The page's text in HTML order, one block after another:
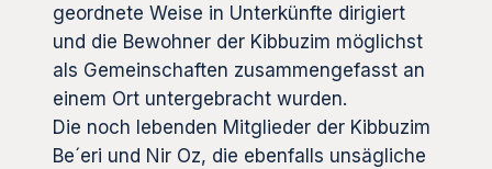
geordnete Weise in Unterkünfte dirigiert
und die Bewohner der Kibbuzim möglichst
als Gemeinschaften zusammengefasst an
einem Ort untergebracht wurden.
Die noch lebenden Mitglieder der Kibbuzim
Be´eri und Nir Oz, die ebenfalls unsägliche